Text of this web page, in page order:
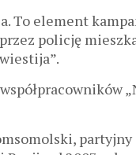
To element
policję